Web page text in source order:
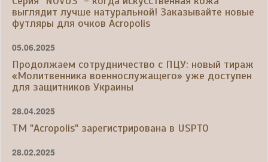
выглядит лучше натуральной! Заказывайте новые
футляры для очков Acropolis
05.06.2025
Продолжаем сотрудничество с ПЦУ: новый тираж
«Молитвенника военнослужащего» уже доступен
для защитников Украины
28.04.2025
ТМ "Acropolis" зарегистрирована в USPTO
28.02.2025